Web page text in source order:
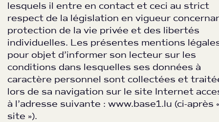
lesquels il entre en contact et ceci au strict
respect de la législation en vigueur
protection de la vie privée et des libertés
individuelles. Les présentes mentions
pour objet d’informer son lecteur sur les
conditions dans lesquelles ses données à
caractère personnel sont collectées et
lors de sa navigation sur le site Internet
à l’adresse suivante : www.base1.lu (ci-après
site »).